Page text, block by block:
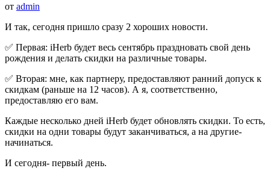
от admin
И так, сегодня пришло сразу 2 хороших новости.
✅ Первая: iHerb будет весь сентябрь праздновать свой день
рождения и делать скидки на различные товары.
✅ Вторая: мне, как партнеру, предоставляют ранний допуск к
скидкам (раньше на 12 часов). А я, соответственно,
предоставляю его вам.
Каждые несколько дней iHerb будет обновлять скидки. То есть,
скидки на одни товары будут заканчиваться, а на другие-
начинаться.
И сегодня- первый день.